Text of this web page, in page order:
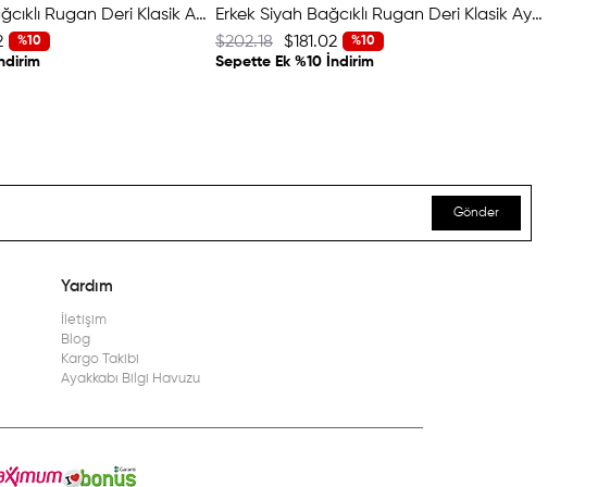
Erkek Bordo Bağcıklı Rugan Deri Klasik Ayakkabı
%10
Erkek Siyah Bağcıklı Rugan Deri Klasik Ayakkabı
%10
$181.02
$202.18
Sepette Ek %10 İndirim
Gönder
Yardım
İletişim
Blog
Kargo Takibi
Ayakkabı Bilgi Havuzu